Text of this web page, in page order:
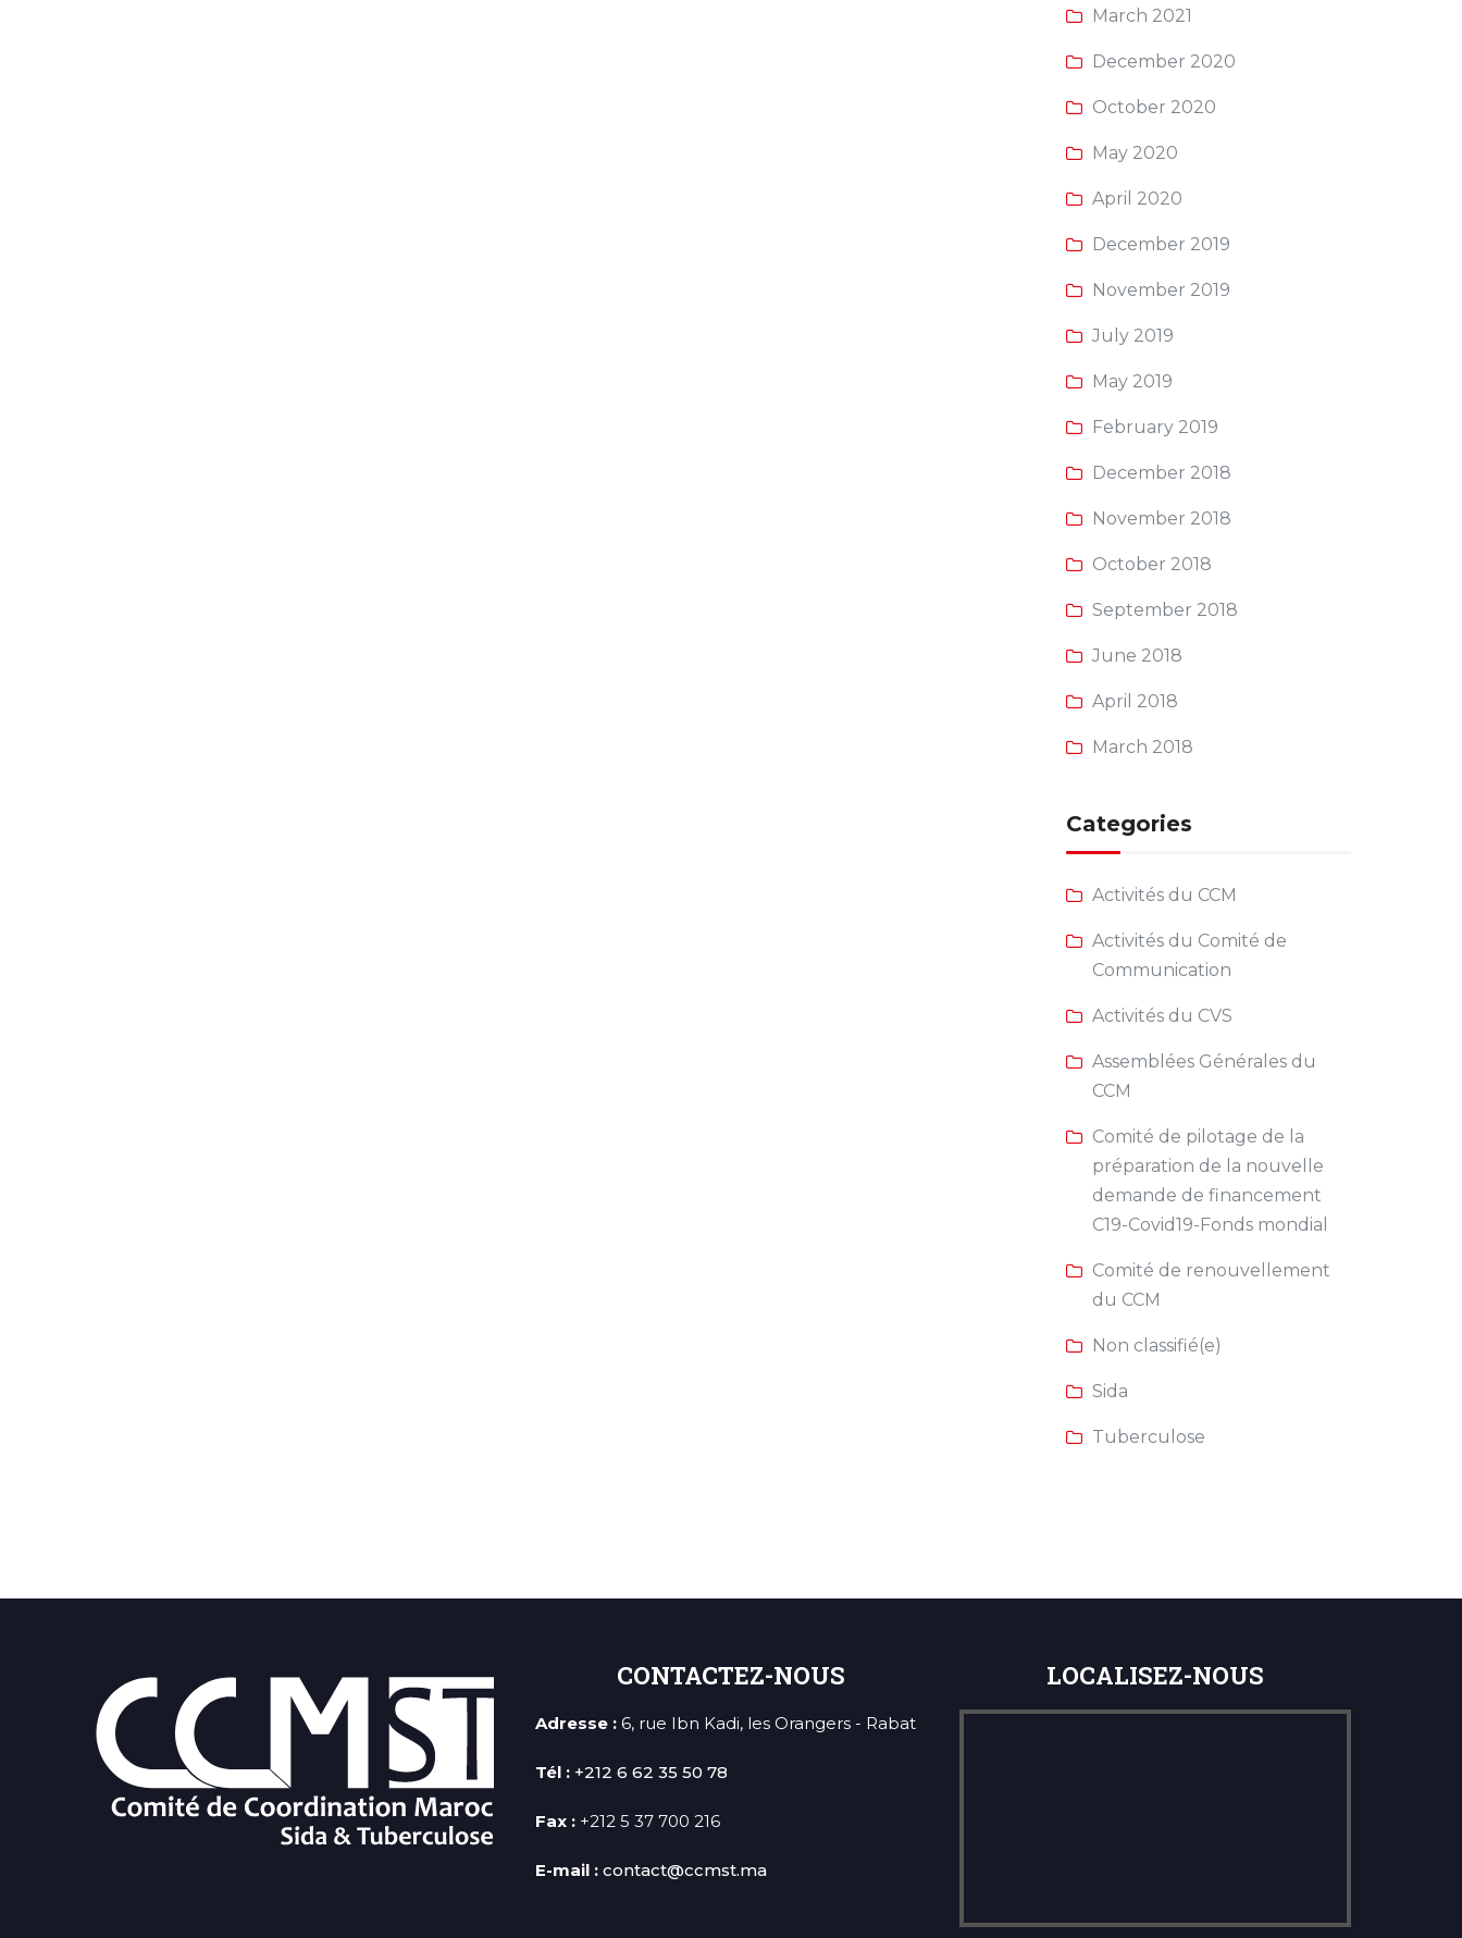
March 2021
December 2020
October 2020
May 2020
April 2020
December 2019
November 2019
July 2019
May 2019
February 2019
December 2018
November 2018
October 2018
September 2018
June 2018
April 2018
March 2018
Categories
Activités du CCM
Activités du Comité de
Communication
Activités du CVS
Assemblées Générales du
CCM
Comité de pilotage de la
préparation de la nouvelle
demande de financement
C19-Covid19-Fonds mondial
Comité de renouvellement
du CCM
Non classifié(e)
Sida
Tuberculose
CONTACTEZ-NOUS
Adresse : 6, rue Ibn Kadi, les Orangers - Rabat
Tél : +212 6 62 35 50 78
Fax : +212 5 37 700 216
E-mail : contact@ccmst.ma
LOCALISEZ-NOUS